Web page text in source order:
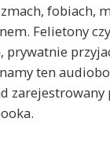
fobiach,
Felietony
prywatnie
ten
zarejestrowany